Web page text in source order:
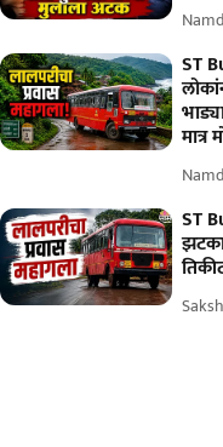
ST
मात्र
ST